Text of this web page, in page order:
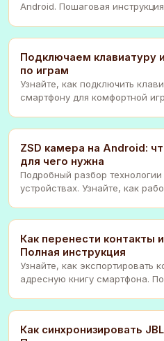
Android. Пошаговая
Подключаем клавиатуру
по играм
Узнайте, как подключить
смартфону для комфортной
ZSD камера на Android:
для чего нужна
Подробный разбор
устройствах. Узнайте, как
Как перенести контакты
Полная инструкция
Узнайте, как экспортировать
адресную книгу смартфона.
Как синхронизировать